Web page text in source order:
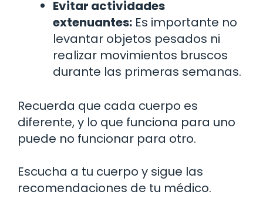
Evitar actividades
extenuantes: Es importante no
levantar objetos pesados ni
realizar movimientos bruscos
durante las primeras semanas.
Recuerda que cada cuerpo es
diferente, y lo que funciona para uno
puede no funcionar para otro.
Escucha a tu cuerpo y sigue las
recomendaciones de tu médico.